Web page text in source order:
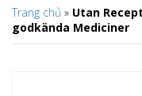
Trang chủ » Utan
godkända Mediciner